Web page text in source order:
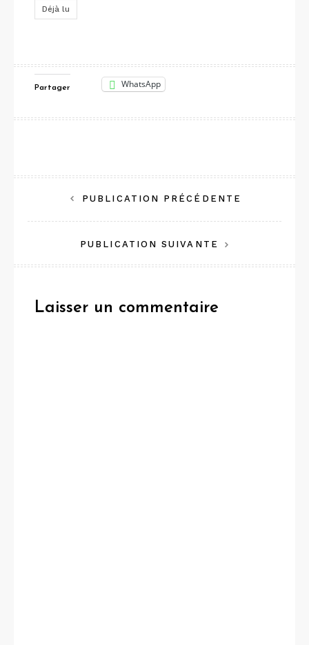
Déjà lu
Partager WhatsApp
Navigation
de
l’article
PUBLICATION PRÉCÉDENTE
PUBLICATION SUIVANTE
Laisser un commentaire